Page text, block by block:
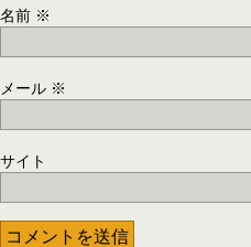
名前 ※
メール ※
サイト